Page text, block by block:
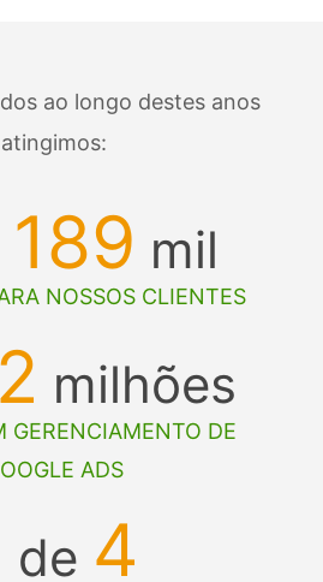
ao longo destes anos
atingimos:
189 mil
NOSSOS CLIENTES
2 milhões
GERENCIAMENTO DE
ADS
de 4